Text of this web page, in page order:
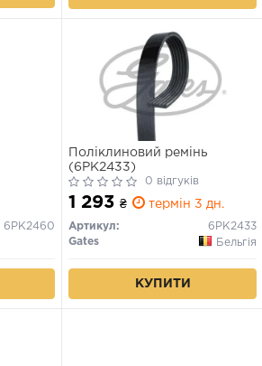
6PK2460
Поліклиновий ремінь
(6PK2433)
0 відгуків
1 293 ₴ термін 3 дн.
Артикул:
6PK2433
Gates
Бельгія
КУПИТИ